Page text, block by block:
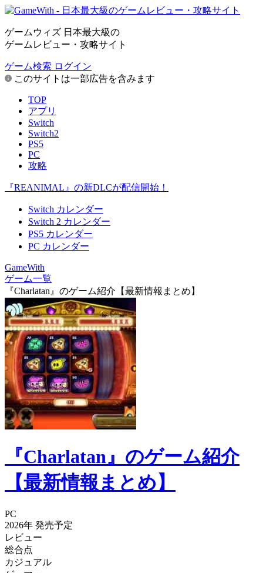
ゲームウィズ 日本最大級の
ゲームレビュー・攻略サイト
ゲーム検索 ログイン
このサイトは一部広告を含みます
TOP
アプリ
Switch
Switch2
PS5
PC
攻略
『REANIMAL』の新DLCが配信開始！
Switch カレンダー
Switch 2 カレンダー
PS5 カレンダー
PC カレンダー
GameWith
ゲーム一覧
『Charlatan』のゲーム紹介【最新情報まとめ】
『Charlatan』のゲーム紹介
【最新情報まとめ】
PC
2026年 発売予定
レビュー
総合点
カジュアル